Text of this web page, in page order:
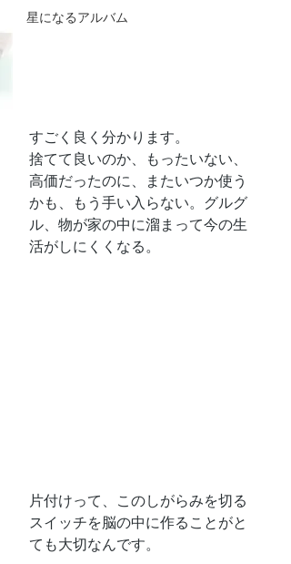
星になるアルバム
すごく良く分かります。
捨てて良いのか、もったいない、
高価だったのに、またいつか使う
かも、もう手い入らない。グルグ
ル、物が家の中に溜まって今の生
活がしにくくなる。
片付けって、このしがらみを切る
スイッチを脳の中に作ることがと
ても大切なんです。